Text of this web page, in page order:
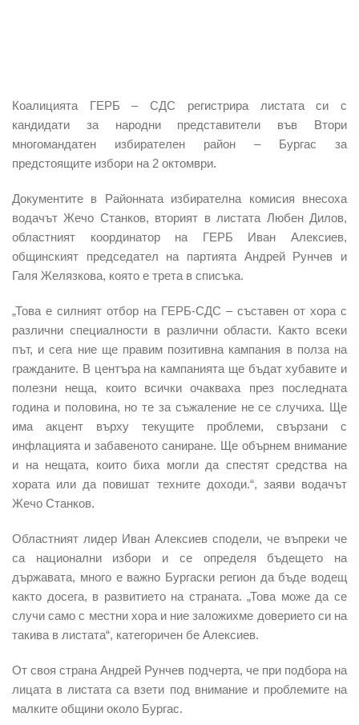
Коалицията ГЕРБ – СДС регистрира листата си с
кандидати за народни представители във Втори
многомандатен избирателен район – Бургас за
предстоящите избори на 2 октомври.
Документите в Районната избирателна комисия внесоха
водачът Жечо Станков, вторият в листата Любен Дилов,
областният координатор на ГЕРБ Иван Алексиев,
общинският председател на партията Андрей Рунчев и
Галя Желязкова, която е трета в списъка.
„Това е силният отбор на ГЕРБ-СДС – съставен от хора с
различни специалности в различни области. Както всеки
път, и сега ние ще правим позитивна кампания в полза на
гражданите. В центъра на кампанията ще бъдат хубавите и
полезни неща, които всички очакваха през последната
година и половина, но те за съжаление не се случиха. Ще
има акцент върху текущите проблеми, свързани с
инфлацията и забавеното саниране. Ще обърнем внимание
и на нещата, които биха могли да спестят средства на
хората или да повишат техните доходи.“, заяви водачът
Жечо Станков.
Областният лидер Иван Алексиев сподели, че въпреки че
са национални избори и се определя бъдещето на
държавата, много е важно Бургаски регион да бъде водещ
както досега, в развитието на страната. „Това може да се
случи само с местни хора и ние заложихме доверието си на
такива в листата“, категоричен бе Алексиев.
От своя страна Андрей Рунчев подчерта, че при подбора на
лицата в листата са взети под внимание и проблемите на
малките общини около Бургас.